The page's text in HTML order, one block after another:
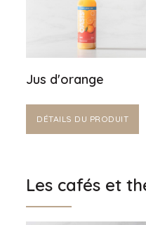
Jus d'orange
DÉTAILS DU PRODUIT
Les cafés et